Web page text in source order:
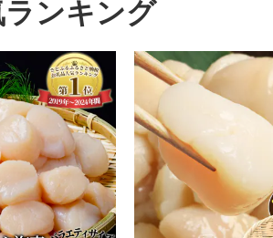
ランキング